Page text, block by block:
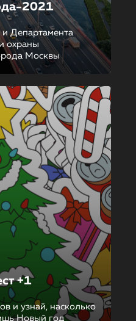
2021
Департамента
охраны
Москвы
+1
и узнай, насколько
Новый год